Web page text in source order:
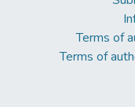
Terms of
Terms of